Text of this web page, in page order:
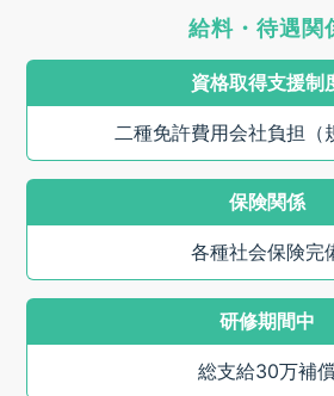
給料・待遇関
資格取得支援制
二種免許費用会社負担（
保険関係
各種社会保険完
研修期間中
総支給30万補